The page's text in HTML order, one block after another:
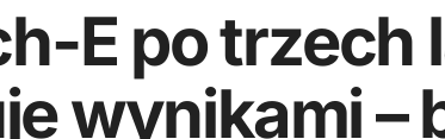
E po trzech
wynikami –